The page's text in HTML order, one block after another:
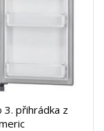
3. přihrádka z